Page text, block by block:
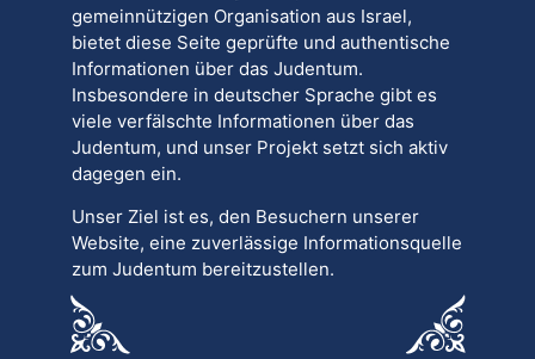
gemeinnützigen Organisation aus Israel,
bietet diese Seite geprüfte und authentische
Informationen über das Judentum.
Insbesondere in deutscher Sprache gibt es
viele verfälschte Informationen über das
Judentum, und unser Projekt setzt sich aktiv
dagegen ein.
Unser Ziel ist es, den Besuchern unserer
Website, eine zuverlässige Informationsquelle
zum Judentum bereitzustellen.